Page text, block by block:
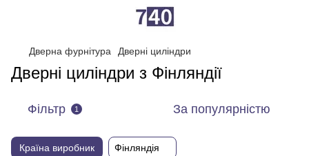
Дверна фурнітура Дверні циліндри
Дверні циліндри з Фінляндії
Фільтр 1 За популярністю
Країна виробник Фінляндія